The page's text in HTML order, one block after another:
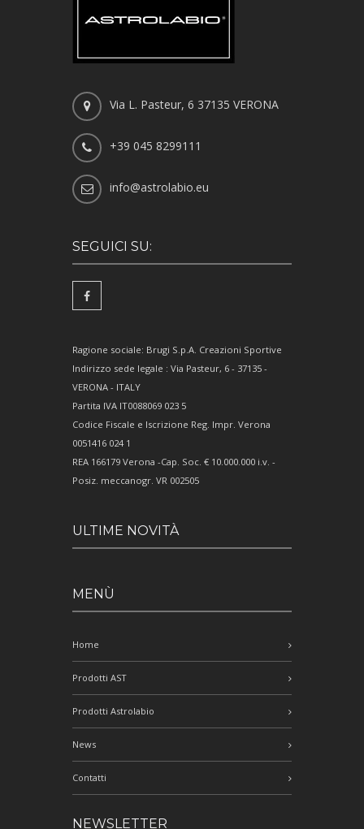
Via L. Pasteur, 6 37135 VERONA
+39 045 8299111
info@astrolabio.eu
SEGUICI SU:
Ragione sociale: Brugi S.p.A. Creazioni Sportive
Indirizzo sede legale : Via Pasteur, 6 - 37135 -
VERONA - ITALY
Partita IVA IT0088069 023 5
Codice Fiscale e Iscrizione Reg. Impr. Verona
0051416 024 1
REA 166179 Verona -Cap. Soc. € 10.000.000 i.v. -
Posiz. meccanogr. VR 002505
ULTIME NOVITÀ
MENÙ
Home
Prodotti AST
Prodotti Astrolabio
News
Contatti
NEWSLETTER